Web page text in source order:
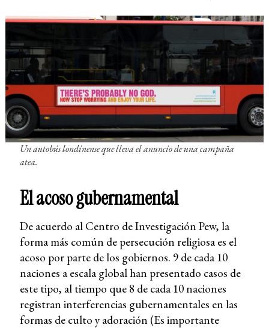
Un autobús londinense que lleva el anuncio de una campaña
atea.
El acoso gubernamental
De acuerdo al Centro de Investigación Pew, la
forma más común de persecución religiosa es el
acoso por parte de los gobiernos. 9 de cada 10
naciones a escala global han presentado casos de
este tipo, al tiempo que 8 de cada 10 naciones
registran interferencias gubernamentales en las
formas de culto y adoración (Es importante